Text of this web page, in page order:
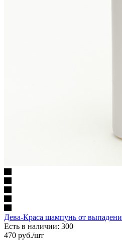
Дева-Краса шампунь от
Есть в наличии: 300
470 руб./шт